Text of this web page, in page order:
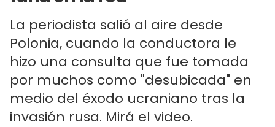
La periodista salió al aire desde
Polonia, cuando la conductora le
hizo una consulta que fue tomada
por muchos como "desubicada" en
medio del éxodo ucraniano tras la
invasión rusa. Mirá el video.